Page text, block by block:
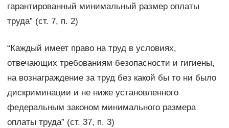
гарантированный минимальный размер оплаты
труда” (ст. 7, п. 2)
“Каждый имеет право на труд в условиях,
отвечающих требованиям безопасности и гигиены,
на вознаграждение за труд без какой бы то ни было
дискриминации и не ниже установленного
федеральным законом минимального размера
оплаты труда” (ст. 37, п. 3)